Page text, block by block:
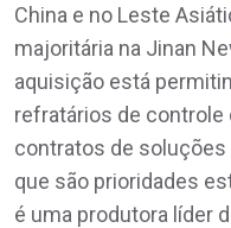
China e no Leste
majoritária na Jinan
aquisição está
refratários de controle
contratos de
que são prioridades
é uma produtora líder